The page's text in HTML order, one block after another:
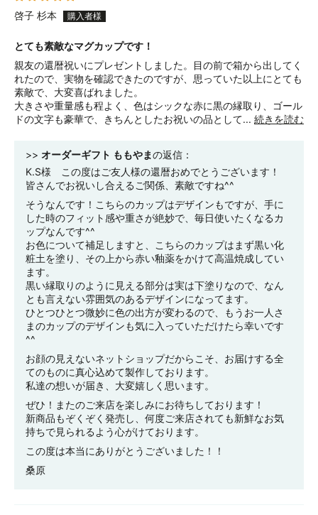
啓子 杉本
とても素敵なマグカップです！
親友の還暦祝いにプレゼントしました。目の前で箱から出してく
れたので、実物を確認できたのですが、思っていた以上にとても
素敵で、大変喜ばれました。
大きさや重量感も程よく、色はシックな赤に黒の縁取り、ゴール
ドの文字も豪華で、きちんとしたお祝いの品として... 続きを読む
>> オーダーギフト ももやまの返信：
K.S様 この度はご友人様の還暦おめでとうございます！
皆さんでお祝いし合えるご関係、素敵ですね^^
そうなんです！こちらのカップはデザインもですが、手に
した時のフィット感や重さが絶妙で、毎日使いたくなるカ
ップなんです^^
お色について補足しますと、こちらのカップはまず黒い化
粧土を塗り、その上から赤い釉薬をかけて高温焼成してい
ます。
黒い縁取りのように見える部分は実は下塗りなので、なん
とも言えない雰囲気のあるデザインになってます。
ひとつひとつ微妙に色の出方が変わるので、もうお一人さ
まのカップのデザインも気に入っていただけたら幸いです
^^
お顔の見えないネットショップだからこそ、お届けする全
てのものに真心込めて製作しております。
私達の想いが届き、大変嬉しく思います。
ぜひ！またのご来店を楽しみにお待ちしております！
新商品もぞくぞく発売し、何度ご来店されても新鮮なお気
持ちで見られるよう心がけております。
この度は本当にありがとうございました！！
桑原